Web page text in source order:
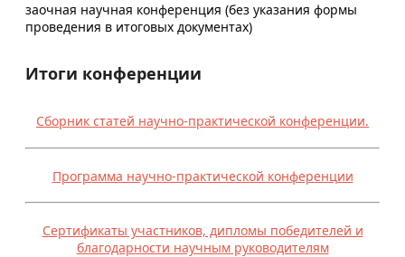
заочная научная конференция (без указания формы
проведения в итоговых документах)
Итоги конференции
Сборник статей научно-практической конференции.
Программа научно-практической конференции
Сертификаты участников, дипломы победителей и
благодарности научным руководителям